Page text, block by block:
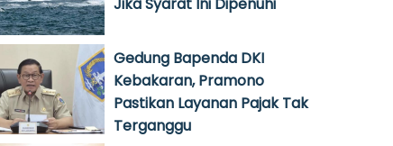
Gedung Bapenda DKI
Kebakaran, Pramono
Pastikan Layanan Pajak Tak
Terganggu